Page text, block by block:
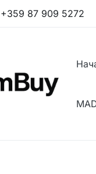
+359 87 909 5272